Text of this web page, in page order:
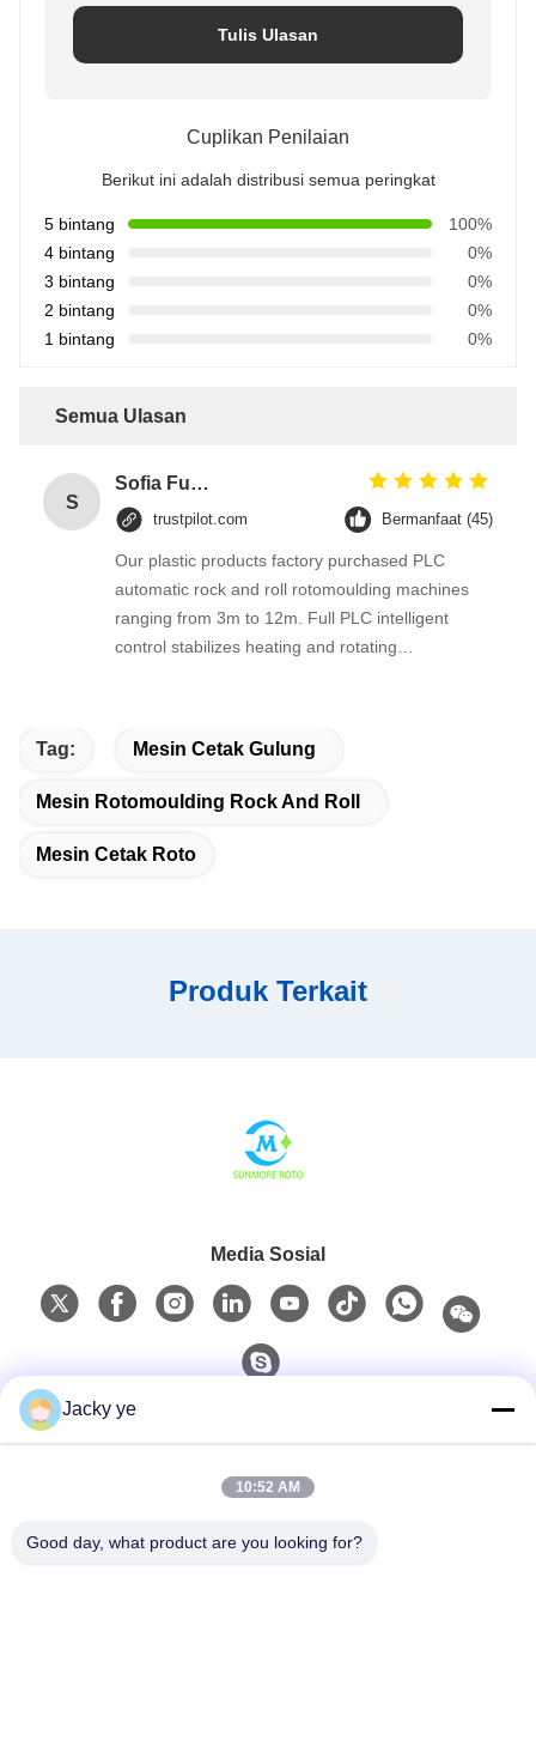
Tulis Ulasan
Cuplikan Penilaian
Berikut ini adalah distribusi semua peringkat
5 bintang
100%
4 bintang
0%
3 bintang
0%
2 bintang
0%
1 bintang
0%
Semua Ulasan
S
Sofia Fuentes
trustpilot.com Bermanfaat (45)
Our plastic products factory purchased PLC
automatic rock and roll rotomoulding machines
ranging from 3m to 12m. Full PLC intelligent
control stabilizes heating and rotating
boats and tubular products.
Tag: Mesin Cetak Gulung
Mesin Rotomoulding Rock And Roll
Mesin Cetak Roto
Produk Terkait
Media Sosial
Jacky ye
10:52 AM
Good day, what product are you looking for?